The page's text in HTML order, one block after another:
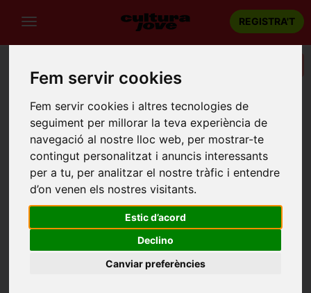
Fem servir cookies
Fem servir cookies i altres tecnologies de
seguiment per millorar la teva experiència de
navegació al nostre lloc web, per mostrar-te
contingut personalitzat i anuncis interessants
per a tu, per analitzar el nostre tràfic i entendre
d’on venen els nostres visitants.
Estic d’acord
Declino
Canviar preferències
REGISTRA'T
PARC FLUVIAL
Llorenç del Penedès
Carrer Pou del Comú, 12, 43712 Llorenç del Penedès,
Tarragona